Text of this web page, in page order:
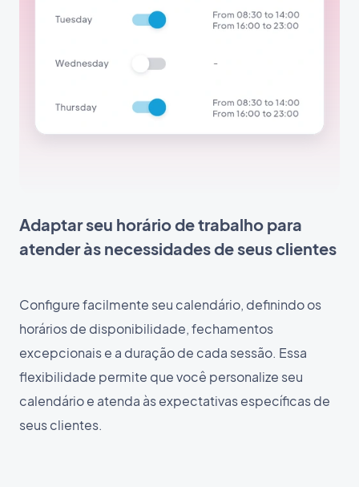
Adaptar seu horário de trabalho para
atender às necessidades de seus clientes
Configure facilmente seu calendário, definindo os
horários de disponibilidade, fechamentos
excepcionais e a duração de cada sessão. Essa
flexibilidade permite que você personalize seu
calendário e atenda às expectativas específicas de
seus clientes.